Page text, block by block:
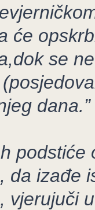
će
se
da izađe
vjerujuči